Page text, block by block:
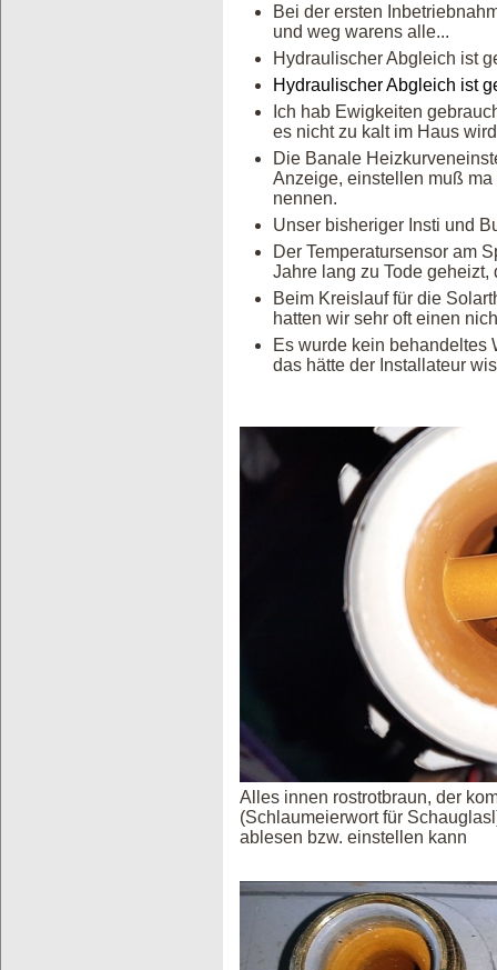
Bei der ersten
und weg warens alle...
Hydraulischer Abgleich ist
Hydraulischer Abgleich ist
Ich hab Ewigkeiten
es nicht zu kalt im Haus wird
Die Banale
Anzeige, einstellen muß
nennen.
Unser bisheriger Insti und
Der Temperatursensor am
Jahre lang zu Tode
Beim Kreislauf für die
hatten wir sehr oft einen
Es wurde kein behandeltes
das hätte der Installateur
Alles innen rostrotbraun, der
(Schlaumeierwort für
ablesen bzw. einstellen kann